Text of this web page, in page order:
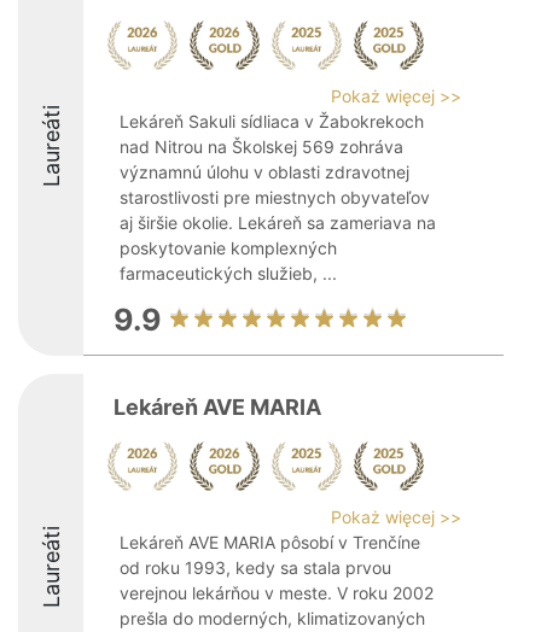
Laureáti
Pokaż więcej >>
Lekáreň Sakuli sídliaca v Žabokrekoch
nad Nitrou na Školskej 569 zohráva
významnú úlohu v oblasti zdravotnej
starostlivosti pre miestnych obyvateľov
aj širšie okolie. Lekáreň sa zameriava na
poskytovanie komplexných
farmaceutických služieb, ...
9.9
Laureáti
Lekáreň AVE MARIA
Pokaż więcej >>
Lekáreň AVE MARIA pôsobí v Trenčíne
od roku 1993, kedy sa stala prvou
verejnou lekárňou v meste. V roku 2002
prešla do moderných, klimatizovaných